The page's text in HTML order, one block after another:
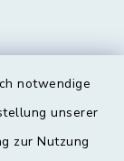
notwendige
unserer
zur Nutzung